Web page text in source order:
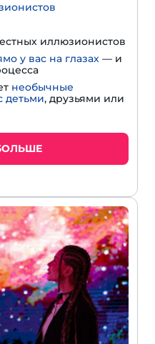
иллюзионистов
у вас на глазах — и
необычные
детьми, друзьями или